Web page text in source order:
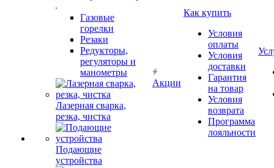
Газовые
горелки
Резаки
Редукторы,
регуляторы и
манометры
Лазерная сварка,
резка, чистка
Подающие
устройства
Акции
Как купить
Условия
оплаты
Условия
доставки
Гарантия
на товар
Условия
возврата
Программа
лояльности